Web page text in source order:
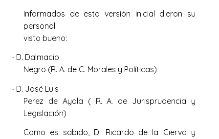
Informados de esta versión inicial dieron su
personal
visto bueno:
· D. Dalmacio
Negro (R. A. de C. Morales y Políticas)
· D. José Luis
Perez de Ayala ( R. A. de Jurisprudencia y
Legislación)
Como es sabido, D. Ricardo de la Cierva y